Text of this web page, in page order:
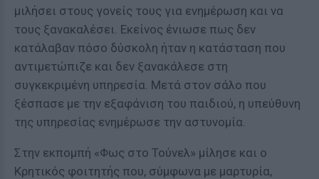
μιλήσει στους γονείς τους για ενημέρωση και να
τους ξανακαλέσει. Εκείνος ένιωσε πως δεν
κατάλαβαν πόσο δύσκολη ήταν η κατάσταση που
αντιμετώπιζε και δεν ξανακάλεσε στη
συγκεκριμένη υπηρεσία. Μετά στον σάλο που
ξέσπασε με την εξαφάνιση του παιδιού, η υπεύθυνη
της υπηρεσίας ενημέρωσε την αστυνομία.
Στην εκπομπή «Φως στο Τούνελ» μίλησε και ο
Κρητικός φοιτητής που, σύμφωνα με μαρτυρία,